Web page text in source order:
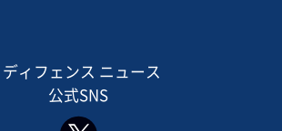
ィフェンス ニュース
公式SNS